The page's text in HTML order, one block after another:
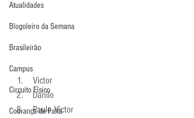
Atualidades
Blogoleiro da Semana
Brasileirão
Campus
Circuito Físico
Cobrança de Falta
Victor
Danilo
Paulo Victor